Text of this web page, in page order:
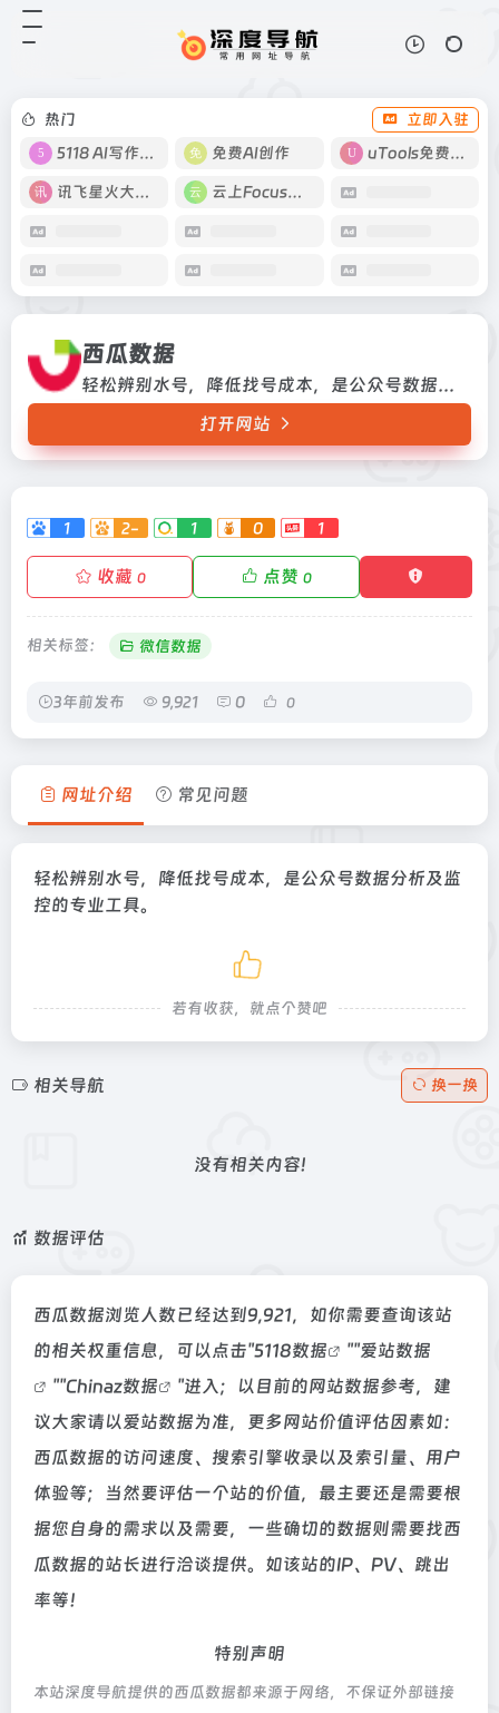
热门
立即入驻
5118 AI写作工具
免费AI创作 uTools免费工具箱
讯飞星火大模型 云上Focus接码
西瓜数据
轻松辨别水号，降低找号成本，是公众号数据分析及监控的专业工具。
打开网站
1 2- 1 0 1
收藏 0 点赞 0
相关标签： 微信数据
3年前发布 9,921 0 0
众号数据分析及监控的专业工具。
网址介绍 常见问题
轻松辨别水号，降低找号成本，是公众号数据分析及监
控的专业工具。
若有收获，就点个赞吧
相关导航 换一换
没有相关内容!
数据评估
西瓜数据浏览人数已经达到9,921，如你需要查询该站
的相关权重信息，可以点击"5118数据 ""爱站数据
""Chinaz数据
"进入；以目前的网站数据参考，建
议大家请以爱站数据为准，更多网站价值评估因素如：
西瓜数据的访问速度、搜索引擎收录以及索引量、用户
体验等；当然要评估一个站的价值，最主要还是需要根
据您自身的需求以及需要，一些确切的数据则需要找西
瓜数据的站长进行洽谈提供。如该站的IP、PV、跳出
率等！
特别声明
本站深度导航提供的西瓜数据都来源于网络，不保证外部链接